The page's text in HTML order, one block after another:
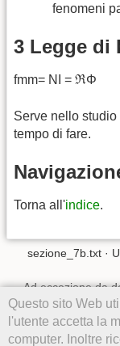
fenomeni
3 Legge di
fmm= NI = ℜΦ
Serve nello
tempo di fare.
Torna all'indice.
Questo sito Web
l'utente accetta la
computer. Inoltre
sezione_7b.txt ·
Ad eccezione da
questo wiki è